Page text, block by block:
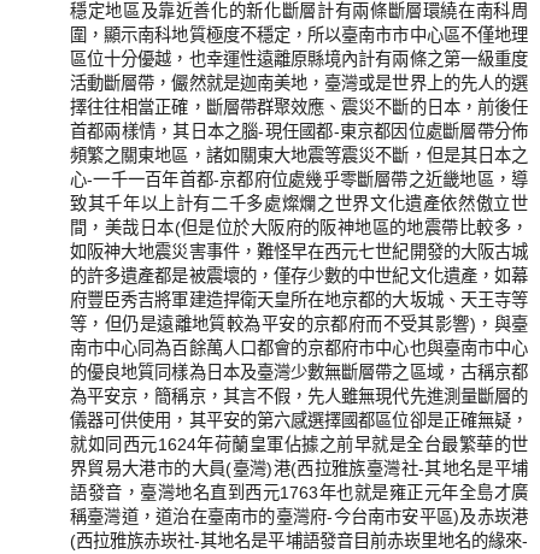
穩定地區及靠近善化的新化斷層計有兩條斷層環繞在南科周
圍，顯示南科地質極度不穩定，所以臺南市市中心區不僅地理
區位十分優越，也幸運性遠離原縣境內計有兩條之第一級重度
活動斷層帶，儼然就是迦南美地，臺灣或是世界上的先人的選
擇往往相當正確，斷層帶群聚效應、震災不斷的日本，前後任
首都兩樣情，其日本之腦-現任國都-東京都因位處斷層帶分佈
頻繁之關東地區，諸如關東大地震等震災不斷，但是其日本之
心-一千一百年首都-京都府位處幾乎零斷層帶之近畿地區，導
致其千年以上計有二千多處燦爛之世界文化遺產依然傲立世
間，美哉日本(但是位於大阪府的阪神地區的地震帶比較多，
如阪神大地震災害事件，難怪早在西元七世紀開發的大阪古城
的許多遺產都是被震壞的，僅存少數的中世紀文化遺產，如幕
府豐臣秀吉將軍建造捍衛天皇所在地京都的大坂城、天王寺等
等，但仍是遠離地質較為平安的京都府而不受其影響)，與臺
南市中心同為百餘萬人口都會的京都府市中心也與臺南市中心
的優良地質同樣為日本及臺灣少數無斷層帶之區域，古稱京都
為平安京，簡稱京，其言不假，先人雖無現代先進測量斷層的
儀器可供使用，其平安的第六感選擇國都區位卻是正確無疑，
就如同西元1624年荷蘭皇軍佔據之前早就是全台最繁華的世
界貿易大港市的大員(臺灣)港(西拉雅族臺灣社-其地名是平埔
語發音，臺灣地名直到西元1763年也就是雍正元年全島才廣
稱臺灣道，道治在臺南市的臺灣府-今台南市安平區)及赤崁港
(西拉雅族赤崁社-其地名是平埔語發音目前赤崁里地名的緣來-